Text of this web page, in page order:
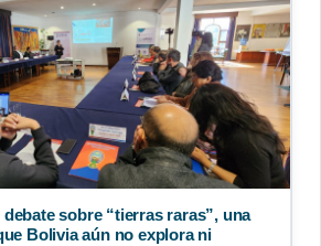
debate sobre “tierras raras”, una
Bolivia aún no explora ni